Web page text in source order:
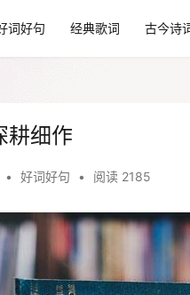
词好句 经典歌词 古今诗
耕细作
• 好词好句 • 阅读 2185